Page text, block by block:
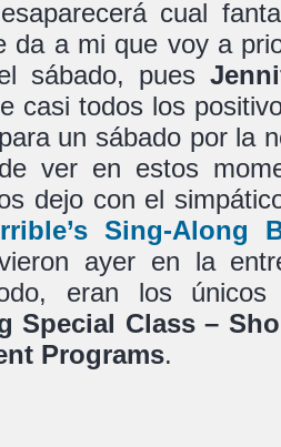
cual
da a mi que voy a
sábado, pues
casi todos los
un sábado por la
ver en estos
dejo con el
Sing-Along
ayer en la
eran los únicos
Special Class –
Programs.